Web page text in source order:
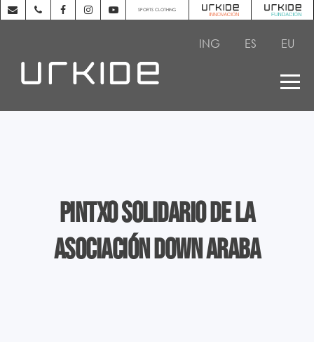
SPORTS CLOTHING
ING ES EU
Pintxo solidario de la
asociación Down Araba